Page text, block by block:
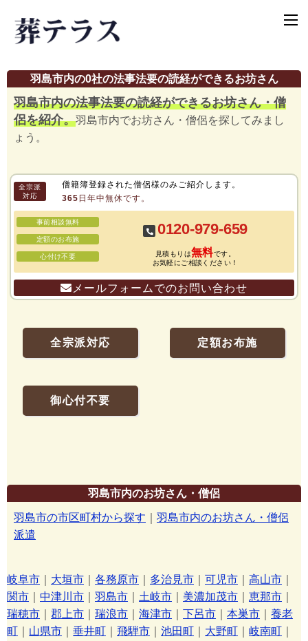
羽島市内の0社の法事法要の読経ができるお坊さん
羽島市内の法事法要の読経ができるお坊さん・僧
侶を紹介。羽島市内でお坊さん・僧侶を探してみまし
ょう。
全宗派
対応
僧籍簿登録された僧侶様のみご紹介します。
365日年中無休です。
事前相談無料
定額のお布施
心付け不要
0120-979-659
見積もりは無料です。
お気軽にご相談ください！
メールフォームでのお問い合わせ
全宗派対応 定額お布施
御心付不要
羽島市内のお坊さん・僧侶
羽島市の市区町村から探す
羽島市内のお坊さん・僧侶
派遣
岐阜市 大垣市 各務原市 多治見市 可児市 高山市
関市
中津川市 羽島市 土岐市 美濃加茂市 恵那市
瑞穂市
郡上市 瑞浪市 海津市 下呂市 本巣市
養老
町
山県市 垂井町 飛騨市 池田町 大野町 岐南町